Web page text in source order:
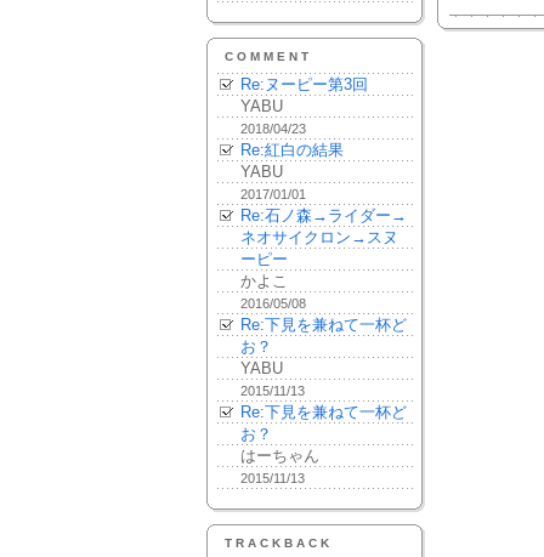
COMMENT
Re:ヌーピー第3回
YABU
2018/04/23
Re:紅白の結果
YABU
2017/01/01
Re:石ノ森→ライダー→
ネオサイクロン→スヌ
ーピー
かよこ
2016/05/08
Re:下見を兼ねて一杯ど
お？
YABU
2015/11/13
Re:下見を兼ねて一杯ど
お？
はーちゃん
2015/11/13
TRACKBACK